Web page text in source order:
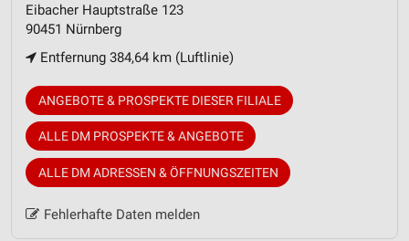
Eibacher Hauptstraße 123
90451 Nürnberg
Entfernung 384,64 km (Luftlinie)
ANGEBOTE & PROSPEKTE DIESER FILIALE
ALLE DM PROSPEKTE & ANGEBOTE
ALLE DM ADRESSEN & ÖFFNUNGSZEITEN
Fehlerhafte Daten melden